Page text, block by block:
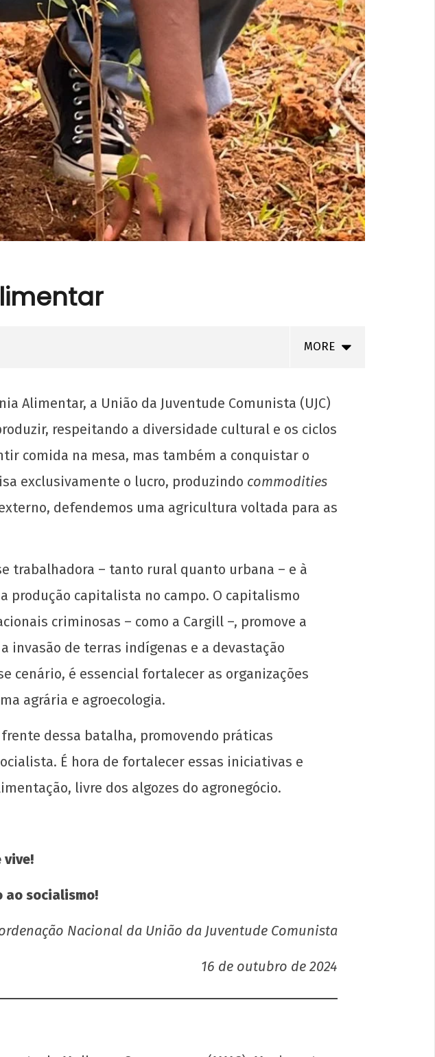
MORE
nos
Manifesto de Lançamento da Campanha
Nacional: “1 Real por Cuba”
outubro
de 2024
UJC
campanha
Alimentar, a União da Juventude Comunista (UJC)
respeitando a diversidade cultural e os ciclos
comida na mesa, mas também a conquistar o
exclusivamente o lucro, produzindo commodities
defendemos uma agricultura voltada para as
trabalhadora – tanto rural quanto urbana – e à
produção capitalista no campo. O capitalismo
criminosas – como a Cargill –, promove a
invasão de terras indígenas e a devastação
cenário, é essencial fortalecer as organizações
agrária e agroecologia.
dessa batalha, promovendo práticas
É hora de fortalecer essas iniciativas e
livre dos algozes do agronegócio.
vive!
ao socialismo!
Nacional da União da Juventude Comunista
16 de outubro de 2024